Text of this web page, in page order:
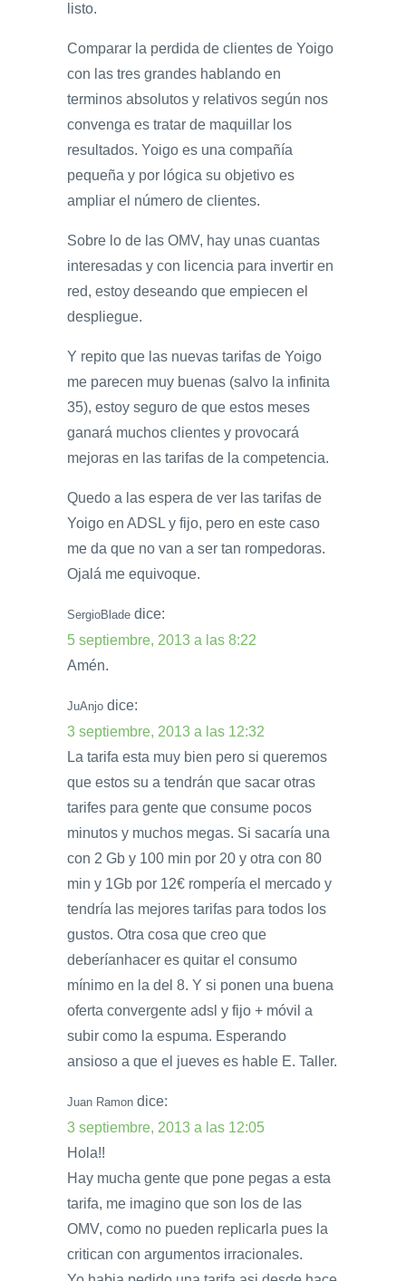
listo.
Comparar la perdida de clientes de Yoigo
con las tres grandes hablando en
terminos absolutos y relativos según nos
convenga es tratar de maquillar los
resultados. Yoigo es una compañía
pequeña y por lógica su objetivo es
ampliar el número de clientes.
Sobre lo de las OMV, hay unas cuantas
interesadas y con licencia para invertir en
red, estoy deseando que empiecen el
despliegue.
Y repito que las nuevas tarifas de Yoigo
me parecen muy buenas (salvo la infinita
35), estoy seguro de que estos meses
ganará muchos clientes y provocará
mejoras en las tarifas de la competencia.
Quedo a las espera de ver las tarifas de
Yoigo en ADSL y fijo, pero en este caso
me da que no van a ser tan rompedoras.
Ojalá me equivoque.
SergioBlade dice:
5 septiembre, 2013 a las 8:22
Amén.
JuAnjo dice:
3 septiembre, 2013 a las 12:32
La tarifa esta muy bien pero si queremos
que estos su a tendrán que sacar otras
tarifes para gente que consume pocos
minutos y muchos megas. Si sacaría una
con 2 Gb y 100 min por 20 y otra con 80
min y 1Gb por 12€ rompería el mercado y
tendría las mejores tarifas para todos los
gustos. Otra cosa que creo que
deberíanhacer es quitar el consumo
mínimo en la del 8. Y si ponen una buena
oferta convergente adsl y fijo + móvil a
subir como la espuma. Esperando
ansioso a que el jueves es hable E. Taller.
Juan Ramon dice:
3 septiembre, 2013 a las 12:05
Hola!!
Hay mucha gente que pone pegas a esta
tarifa, me imagino que son los de las
OMV, como no pueden replicarla pues la
critican con argumentos irracionales.